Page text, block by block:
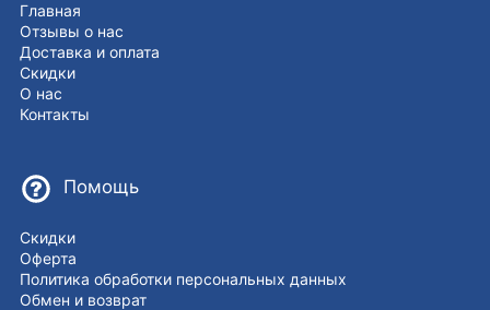
Главная
Отзывы о нас
Доставка и оплата
Скидки
О нас
Контакты
Помощь
Скидки
Оферта
Политика обработки персональных данных
Обмен и возврат